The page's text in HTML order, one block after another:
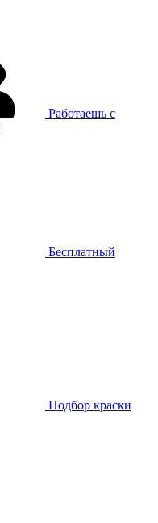
Работаешь с
Бесплатный
Подбор краски